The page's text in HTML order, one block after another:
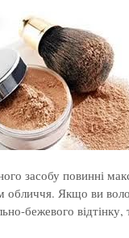
засобу повинні
обличчя. Якщо ви
бежевого відтінку,